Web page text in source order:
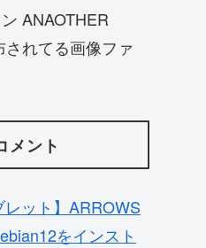
ANAOTHER
れてる画像ファ
メント
レット】ARROWS
をインスト